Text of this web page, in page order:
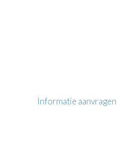
Informatie aanvragen